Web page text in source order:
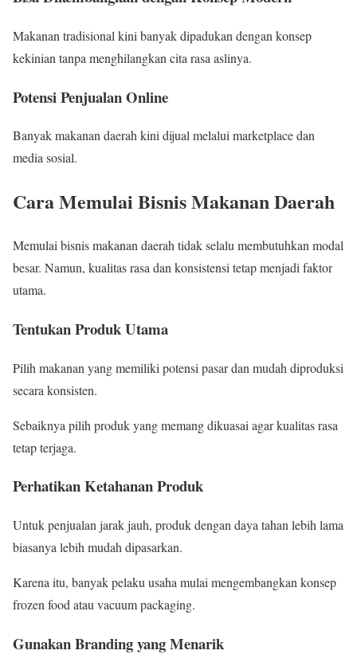
Makanan tradisional kini banyak dipadukan dengan konsep
kekinian tanpa menghilangkan cita rasa aslinya.
Potensi Penjualan Online
Banyak makanan daerah kini dijual melalui marketplace dan
media sosial.
Cara Memulai Bisnis Makanan Daerah
Memulai bisnis makanan daerah tidak selalu membutuhkan modal
besar. Namun, kualitas rasa dan konsistensi tetap menjadi faktor
utama.
Tentukan Produk Utama
Pilih makanan yang memiliki potensi pasar dan mudah diproduksi
secara konsisten.
Sebaiknya pilih produk yang memang dikuasai agar kualitas rasa
tetap terjaga.
Perhatikan Ketahanan Produk
Untuk penjualan jarak jauh, produk dengan daya tahan lebih lama
biasanya lebih mudah dipasarkan.
Karena itu, banyak pelaku usaha mulai mengembangkan konsep
frozen food atau vacuum packaging.
Gunakan Branding yang Menarik